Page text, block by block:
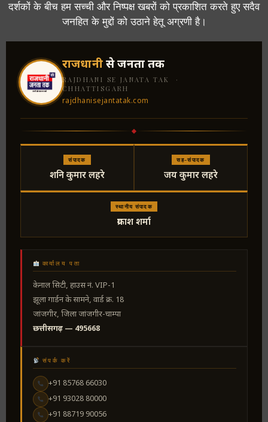
दर्शकों के बीच हम सच्ची और निष्पक्ष खबरों को प्रकाशित करते हुए सदैव
जनहित के मुद्दों को उठाने हेतू अग्रणी है।
राजधानीसे जनता तक
RAJDHANI SE JANATA TAK ·
CHHATTISGARH
rajdhanisejantatak.com
संपादक
शनि कुमार लहरे
सह-संपादक
जय कुमार लहरे
स्थानीय संपादक
प्रकाश शर्मा
कार्यालय पता
केनाल सिटी, हाउस नं. VIP-1
झूला गार्डन के सामने, वार्ड क्र. 18
जांजगीर, जिला जांजगीर-चाम्पा
छत्तीसगढ़ — 495668
संपर्क करें
+91 85768 66030
+91 93028 80000
+91 88719 90056